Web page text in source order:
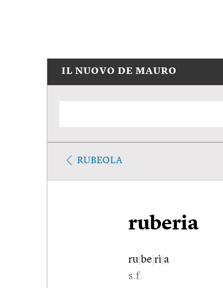
IL NUOVO DE MAURO
RUBEOLA
ruberia
ru be rì a
s.f.